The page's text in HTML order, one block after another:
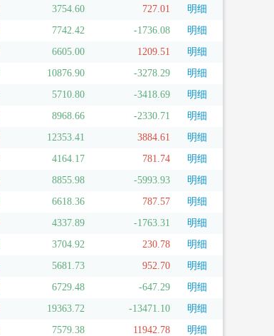
3754.60 727.01
明细
7742.42 -1736.08
明细
6605.00 1209.51
明细
10876.90 -3278.29
明细
5710.80 -3418.69
明细
8968.66 -2330.71
明细
12353.41 3884.61
明细
4164.17 781.74
明细
8855.98 -5993.93
明细
6618.36 787.57
明细
4337.89 -1763.31
明细
3704.92 230.78
明细
5681.73 952.70
明细
6729.48 -647.29
明细
19363.72 -13471.10
明细
7579.38 11942.78
明细